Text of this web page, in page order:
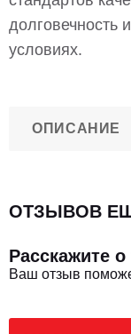
долговечность
условиях.
ОПИСАНИЕ
ОТЗЫВОВ
Расскажите о
Ваш отзыв